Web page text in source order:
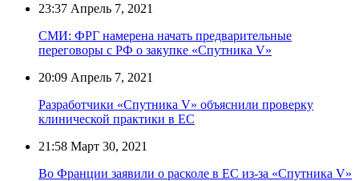
23:37 Апрель 7, 2021
СМИ: ФРГ намерена начать предварительные
переговоры с РФ о закупке «Спутника V»
20:09 Апрель 7, 2021
Разработчики «Спутника V» объяснили проверку
клинической практики в ЕС
21:58 Март 30, 2021
Во Франции заявили о расколе в ЕС из-за «Спутника V»